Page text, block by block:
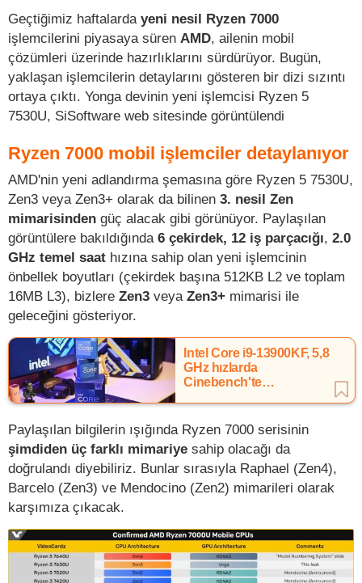
Geçtiğimiz haftalarda yeni nesil Ryzen 7000
işlemcilerini piyasaya süren AMD, ailenin mobil
çözümleri üzerinde hazırlıklarını sürdürüyor. Bugün,
yaklaşan işlemcilerin detaylarını gösteren bir dizi sızıntı
ortaya çıktı. Yonga devinin yeni işlemcisi Ryzen 5
7530U, SiSoftware web sitesinde görüntülendi
Ryzen 7000 mobil işlemciler detaylanıyor
AMD'nin yeni adlandırma şemasına göre Ryzen 5 7530U,
Zen3 veya Zen3+ olarak da bilinen 3. nesil Zen
mimarisinden güç alacak gibi görünüyor. Paylaşılan
görüntülere bakıldığında 6 çekirdek, 12 iş parçacığı, 2.0
GHz temel saat hızına sahip olan yeni işlemcinin
önbellek boyutları (çekirdek başına 512KB L2 ve toplam
16MB L3), bizlere Zen3 veya Zen3+ mimarisi ile
geleceğini gösteriyor.
Intel Core i9-13900KF, 5,8
GHz hızlarda
Cinebench'te
Paylaşılan bilgilerin ışığında Ryzen 7000 serisinin
şimdiden üç farklı mimariye sahip olacağı da
doğrulandı diyebiliriz. Bunlar sırasıyla Raphael (Zen4),
Barcelo (Zen3) ve Mendocino (Zen2) mimarileri olarak
karşımıza çıkacak.